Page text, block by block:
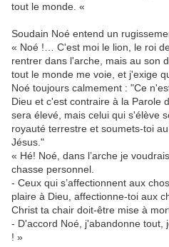
tout le monde. «
Soudain Noé entend un
« Noé !… C'est moi le lion, le roi
rentrer dans l'arche, mais au son
tout le monde me voie, et j'exige
Noé toujours calmement : "Ce
Dieu et c'est contraire à la Parole
sera élevé, mais celui qui s'élève
royauté terrestre et soumets-toi
Jésus."
« Hé! Noé, dans l’arche je
chasse personnel.
- Ceux qui s’affectionnent aux
plaire à Dieu, affectionne-toi aux
Christ ta chair doit-être mise à
- D'accord Noé, j'abandonne tout,
! »